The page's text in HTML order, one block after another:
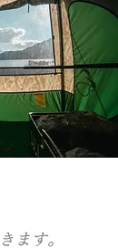
ます。